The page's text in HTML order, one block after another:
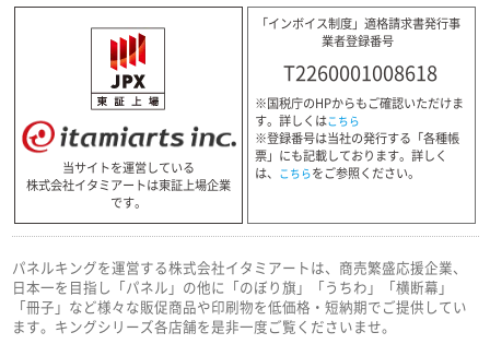
当サイトを運営している
株式会社イタミアートは東証上場企業
です。
「インボイス制度」適格請求書発行事
業者登録番号
T2260001008618
※国税庁のHPからもご確認いただけま
す。詳しくはこちら
※登録番号は当社の発行する「各種帳
票」にも記載しております。詳しく
は、 こちらをご参照ください。
パネルキングを運営する株式会社イタミアートは、商売繁盛応援企業、
日本一を目指し「パネル」の他に「のぼり旗」「うちわ」「横断幕」
「冊子」など様々な販促商品や印刷物を低価格・短納期でご提供してい
ます。キングシリーズ各店舗を是非一度ご覧くださいませ。